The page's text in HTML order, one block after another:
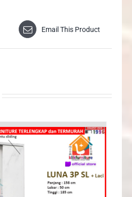
Email This Product